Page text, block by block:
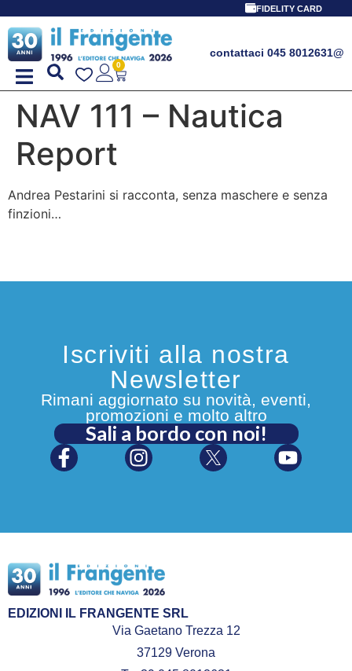
FIDELITY CARD
contattaci 045 8012631@
0
NAV 111 – Nautica
Report
Andrea Pestarini si racconta, senza maschere e senza
finzioni…
Iscriviti alla nostra
Newsletter
Rimani aggiornato su novità, eventi,
promozioni e molto altro
Sali a bordo con noi!
EDIZIONI IL FRANGENTE SRL
Via Gaetano Trezza 12
37129 Verona